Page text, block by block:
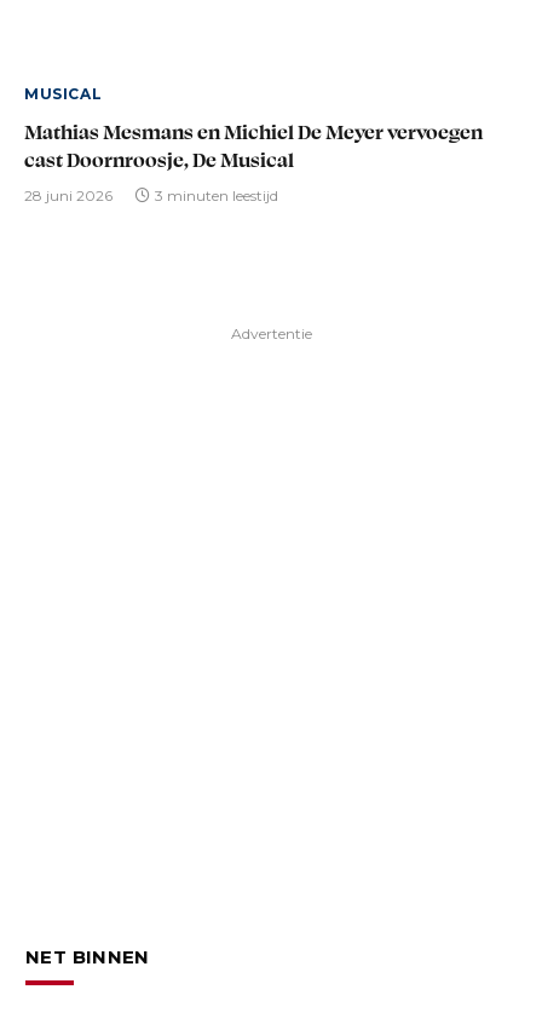
MUSICAL
Mathias Mesmans en Michiel De Meyer vervoegen
cast Doornroosje, De Musical
28 juni 2026 3 minuten leestijd
Advertentie
NET BINNEN